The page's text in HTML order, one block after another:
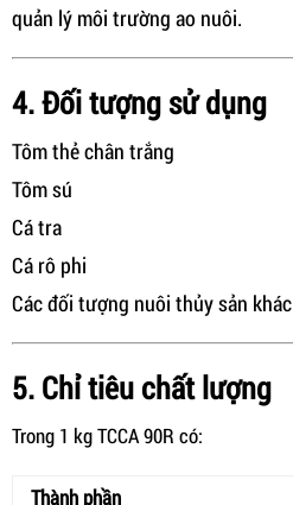
quản lý môi trường ao nuôi.
4. Đối tượng sử dụng
Tôm thẻ chân trắng
Tôm sú
Cá tra
Cá rô phi
Các đối tượng nuôi thủy sản khác
5. Chỉ tiêu chất lượng
Trong 1 kg TCCA 90R có:
Thành phần